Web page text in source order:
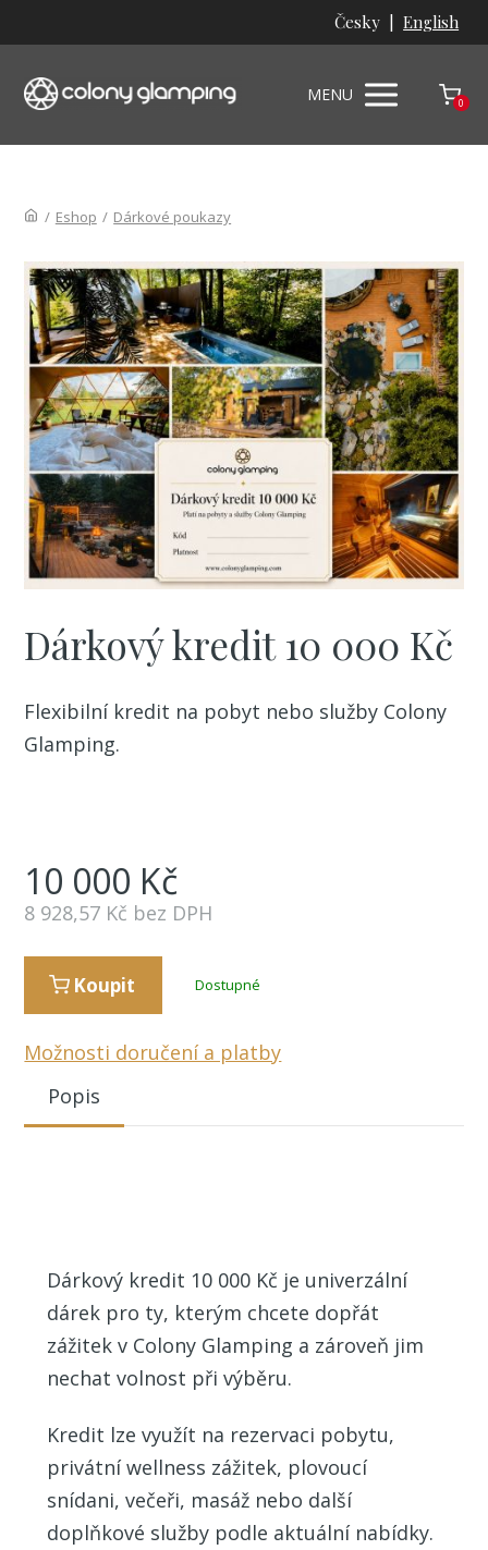
Česky |English
MENU 0
/ Eshop / Dárkové poukazy
Dárkový kredit 10 000 Kč
Flexibilní kredit na pobyt nebo služby Colony
Glamping.
10 000 Kč
8 928,57 Kč bez DPH
Koupit Dostupné
Možnosti doručení a platby
Popis
Dárkový kredit 10 000 Kč je univerzální
dárek pro ty, kterým chcete dopřát
zážitek v Colony Glamping a zároveň jim
nechat volnost při výběru.
Kredit lze využít na rezervaci pobytu,
privátní wellness zážitek, plovoucí
snídani, večeři, masáž nebo další
doplňkové služby podle aktuální nabídky.